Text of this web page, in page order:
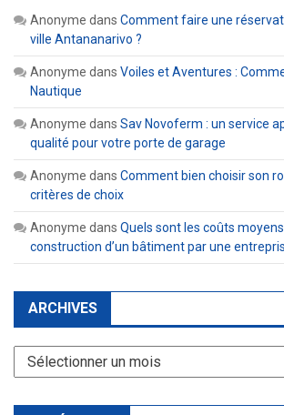
Anonyme dans Comment faire une
ville Antananarivo ?
Anonyme dans Voiles et Aventures :
Nautique
Anonyme dans Sav Novoferm : un service
qualité pour votre porte de garage
Anonyme dans Comment bien choisir son
critères de choix
Anonyme dans Quels sont les coûts
construction d’un bâtiment par une
ARCHIVES
Archives